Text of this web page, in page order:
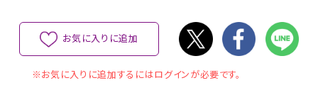
お気に入りに追加
※お気に入りに追加するにはログインが必要です。